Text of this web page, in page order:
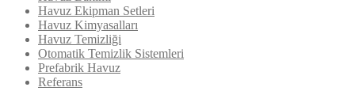
Havuz Ekipman Setleri
Havuz Kimyasalları
Havuz Temizliği
Otomatik Temizlik Sistemleri
Prefabrik Havuz
Referans